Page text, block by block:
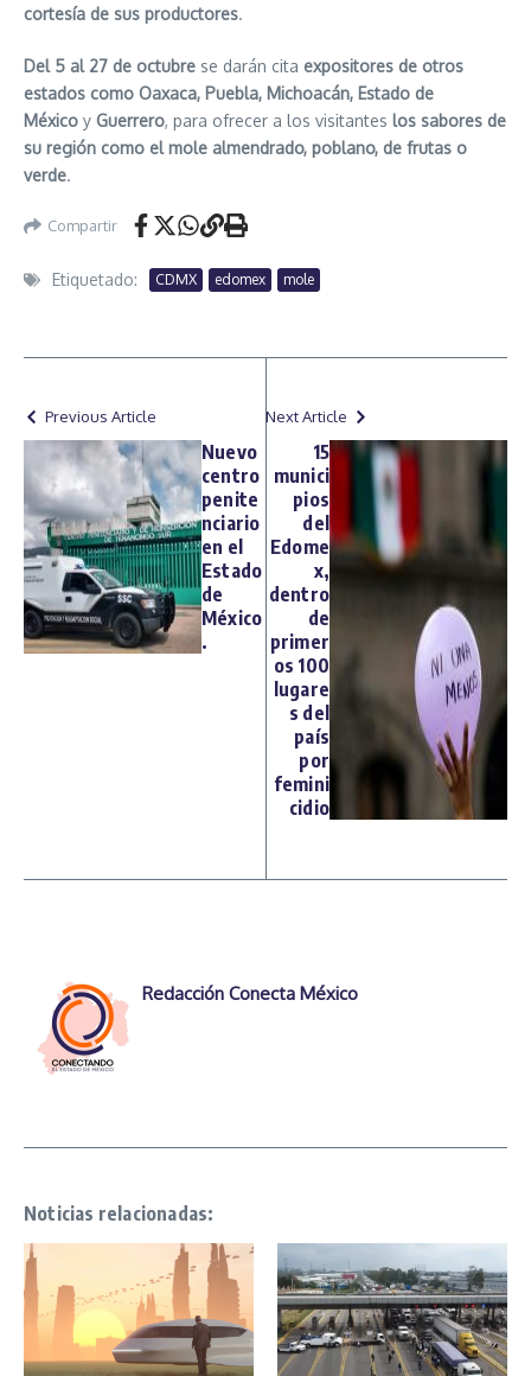
cortesía de sus productores.
Del 5 al 27 de octubre se darán cita expositores de otros
estados como Oaxaca, Puebla, Michoacán, Estado de
México y Guerrero, para ofrecer a los visitantes los sabores de
su región como el mole almendrado, poblano, de frutas o
verde.
Compartir
Etiquetado: CDMX edomex mole
Previous Article
Nuevo
centro
penite
nciario
en el
Estado
de
México
.
Next Article
15
munici
pios
del
Edome
x,
dentro
de
primer
os 100
lugare
s del
país
por
femini
cidio
Redacción Conecta México
Noticias relacionadas: